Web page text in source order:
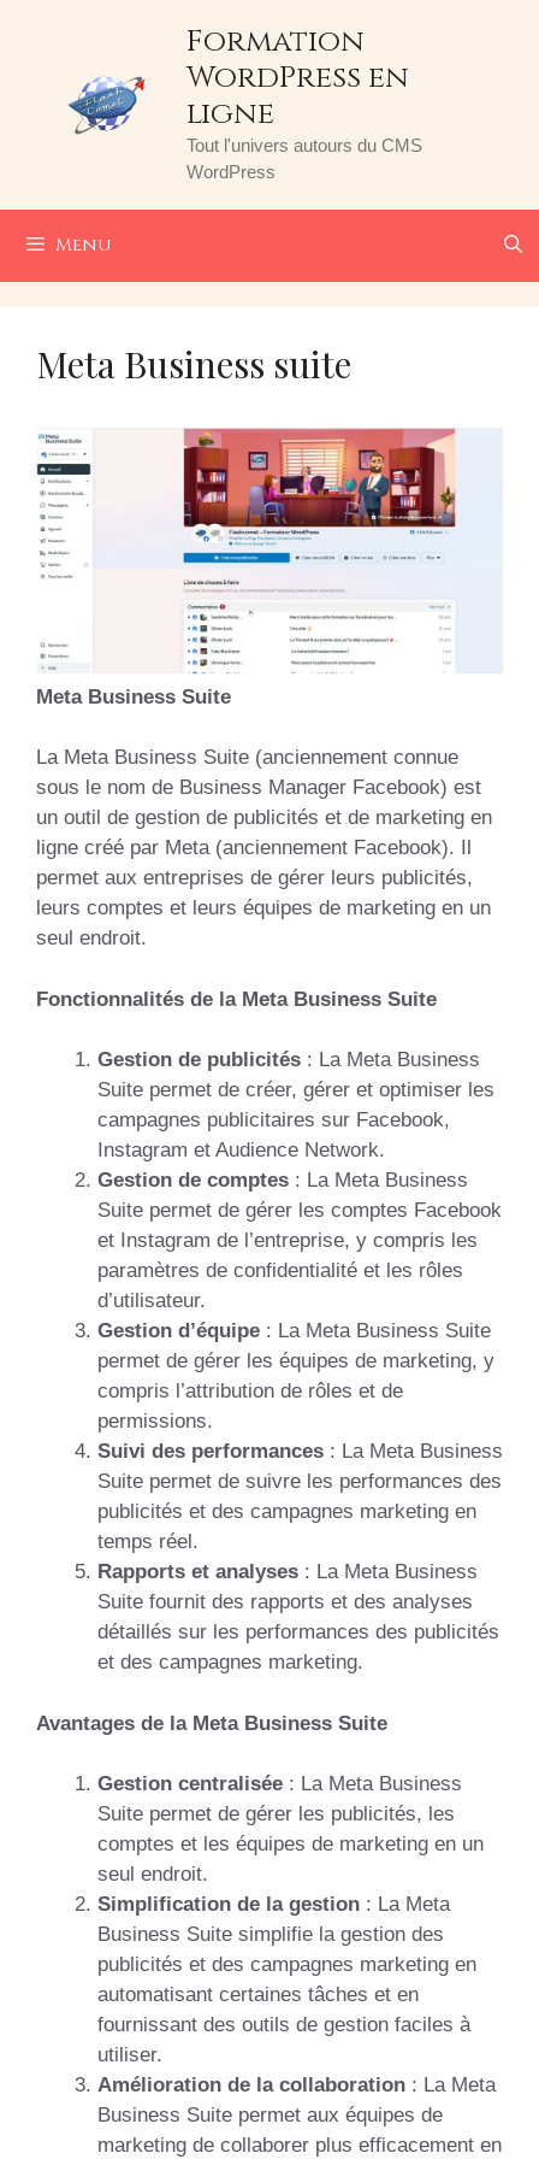
Formation
WordPress en
ligne
Tout l'univers autours du CMS
WordPress
Menu
Meta Business suite
Meta Business Suite
La Meta Business Suite (anciennement connue
sous le nom de Business Manager Facebook) est
un outil de gestion de publicités et de marketing en
ligne créé par Meta (anciennement Facebook). Il
permet aux entreprises de gérer leurs publicités,
leurs comptes et leurs équipes de marketing en un
seul endroit.
Fonctionnalités de la Meta Business Suite
Gestion de publicités : La Meta Business
Suite permet de créer, gérer et optimiser les
campagnes publicitaires sur Facebook,
Instagram et Audience Network.
Gestion de comptes : La Meta Business
Suite permet de gérer les comptes Facebook
et Instagram de l’entreprise, y compris les
paramètres de confidentialité et les rôles
d’utilisateur.
Gestion d’équipe : La Meta Business Suite
permet de gérer les équipes de marketing, y
compris l’attribution de rôles et de
permissions.
Suivi des performances : La Meta Business
Suite permet de suivre les performances des
publicités et des campagnes marketing en
temps réel.
Rapports et analyses : La Meta Business
Suite fournit des rapports et des analyses
détaillés sur les performances des publicités
et des campagnes marketing.
Avantages de la Meta Business Suite
Gestion centralisée : La Meta Business
Suite permet de gérer les publicités, les
comptes et les équipes de marketing en un
seul endroit.
Simplification de la gestion : La Meta
Business Suite simplifie la gestion des
publicités et des campagnes marketing en
automatisant certaines tâches et en
fournissant des outils de gestion faciles à
utiliser.
Amélioration de la collaboration : La Meta
Business Suite permet aux équipes de
marketing de collaborer plus efficacement en